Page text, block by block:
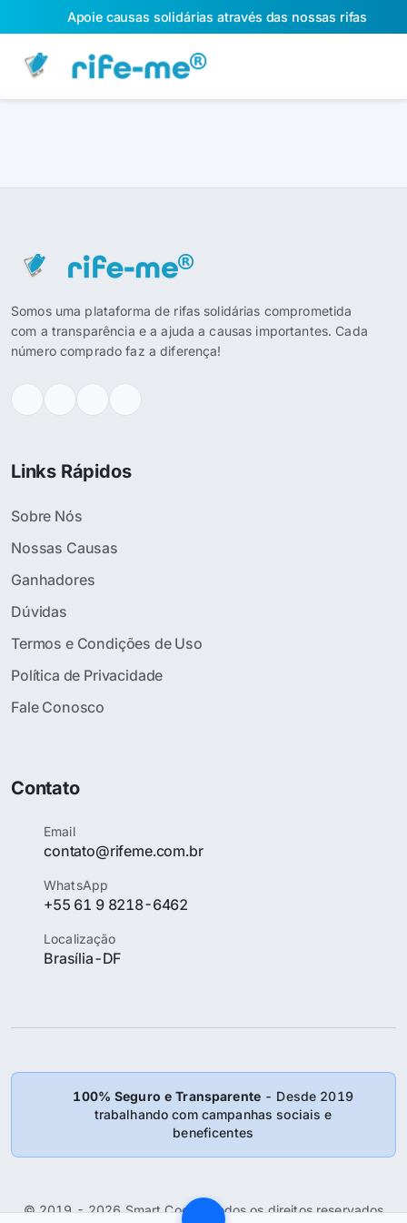
Apoie causas solidárias através das nossas rifas
Somos uma plataforma de rifas solidárias comprometida
com a transparência e a ajuda a causas importantes. Cada
número comprado faz a diferença!
Links Rápidos
Sobre Nós
Nossas Causas
Ganhadores
Dúvidas
Termos e Condições de Uso
Política de Privacidade
Fale Conosco
Contato
Email
contato@rifeme.com.br
WhatsApp
+55 61 9 8218-6462
Localização
Brasília-DF
100% Seguro e Transparente - Desde 2019
trabalhando com campanhas sociais e
beneficentes
© 2019 - 2026 Smart Coder: Todos os direitos reservados